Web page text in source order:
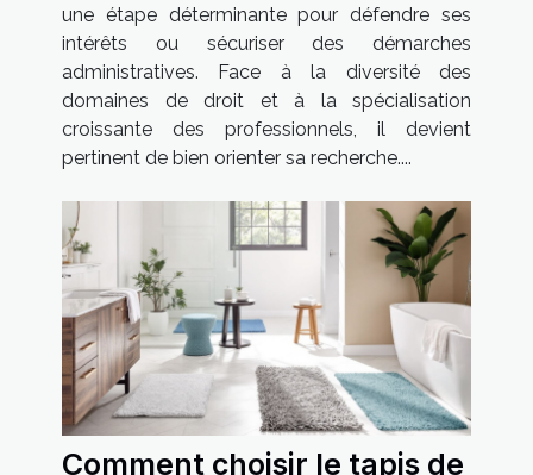
une étape déterminante pour défendre ses
intérêts ou sécuriser des démarches
administratives. Face à la diversité des
domaines de droit et à la spécialisation
croissante des professionnels, il devient
pertinent de bien orienter sa recherche....
Comment choisir le tapis de